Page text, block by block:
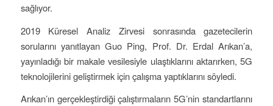
sağlıyor.
2019 Küresel Analiz Zirvesi sonrasında gazetecilerin
sorularını yanıtlayan Guo Ping, Prof. Dr. Erdal Arıkan’a,
yayınladığı bir makale vesilesiyle ulaştıklarını aktarırken, 5G
teknolojilerini geliştirmek için çalışma yaptıklarını söyledi.
Arıkan’ın gerçekleştirdiği çalıştırmaların 5G’nin standartlarını